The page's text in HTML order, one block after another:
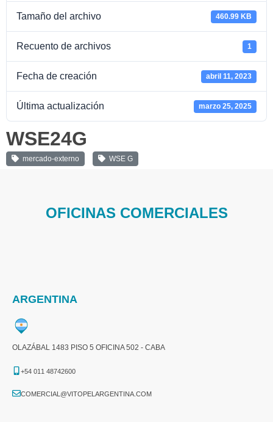
Tamaño del archivo 460.99 KB
Recuento de archivos 1
Fecha de creación abril 11, 2023
Última actualización marzo 25, 2025
WSE24G
mercado-externo WSE G
OFICINAS COMERCIALES
ARGENTINA
OLAZÁBAL 1483 PISO 5 OFICINA 502 - CABA
+54 011 48742600​
COMERCIAL@VITOPELARGENTINA.COM​